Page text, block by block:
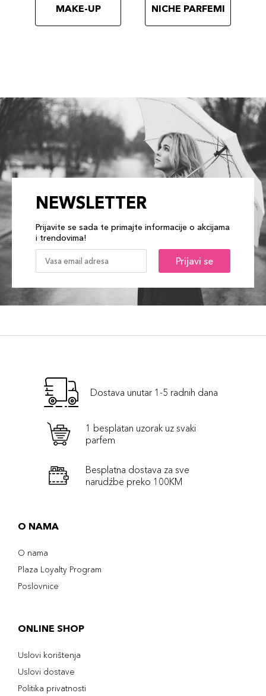
MAKE-UP NICHE PARFEMI
NEWSLETTER
Prijavite se sada te primajte informacije o akcijama
i trendovima!
Prijavi se
Dostava unutar 1-5 radnih dana
1 besplatan uzorak uz svaki
parfem
Besplatna dostava za sve
narudźbe preko 100KM
O NAMA
O nama
Plaza Loyalty Program
Poslovnice
ONLINE SHOP
Uslovi korištenja
Uslovi dostave
Politika privatnosti